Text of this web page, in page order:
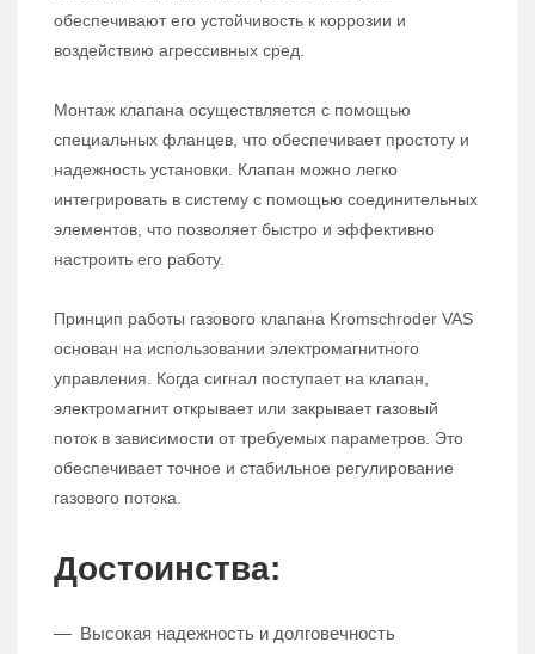
обеспечивают его устойчивость к коррозии и
воздействию агрессивных сред.
Монтаж клапана осуществляется с помощью
специальных фланцев, что обеспечивает простоту и
надежность установки. Клапан можно легко
интегрировать в систему с помощью соединительных
элементов, что позволяет быстро и эффективно
настроить его работу.
Принцип работы газового клапана Kromschroder VAS
основан на использовании электромагнитного
управления. Когда сигнал поступает на клапан,
электромагнит открывает или закрывает газовый
поток в зависимости от требуемых параметров. Это
обеспечивает точное и стабильное регулирование
газового потока.
Достоинства:
Высокая надежность и долговечность